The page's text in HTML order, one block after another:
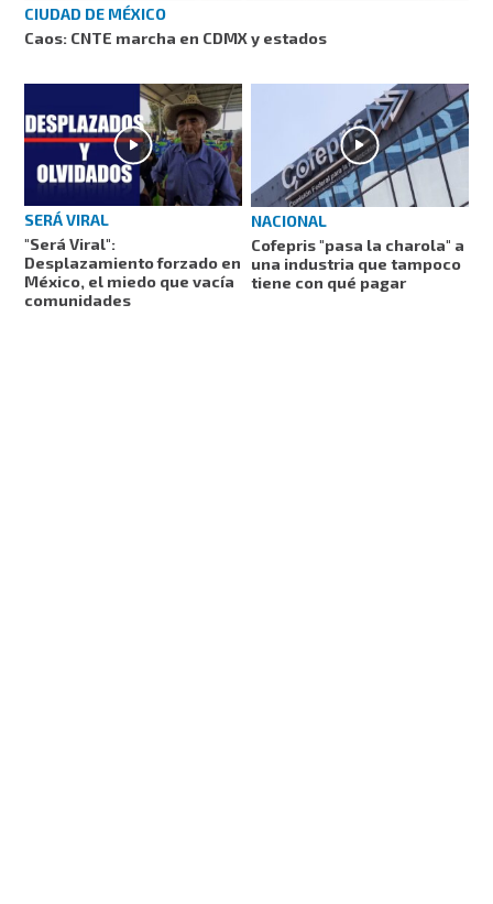
CIUDAD DE MÉXICO
Caos: CNTE marcha en CDMX y estados
SERÁ VIRAL
"Será Viral":
Desplazamiento forzado en
México, el miedo que vacía
comunidades
NACIONAL
Cofepris "pasa la charola" a
una industria que tampoco
tiene con qué pagar